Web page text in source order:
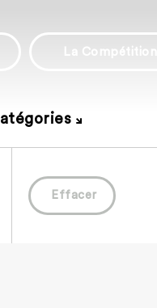
La Compétition
Effacer